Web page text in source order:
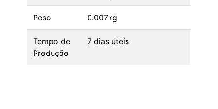
Peso 0.007kg
Tempo de
Produção
7 dias úteis